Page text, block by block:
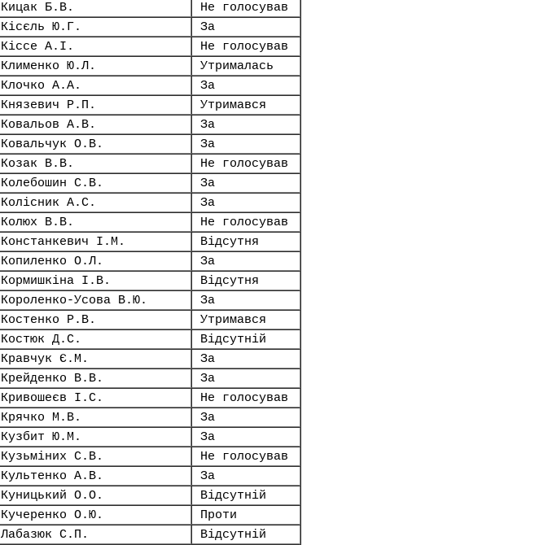
Кицак Б.В.
Не голосував
Кісєль Ю.Г.
За
Кіссе А.І.
Не голосував
Клименко Ю.Л.
Утрималась
Клочко А.А.
За
Князевич Р.П.
Утримався
Ковальов А.В.
За
Ковальчук О.В.
За
Козак В.В.
Не голосував
Колебошин С.В.
За
Колісник А.С.
За
Колюх В.В.
Не голосував
Констанкевич І.М.
Відсутня
Копиленко О.Л.
За
Кормишкіна І.В.
Відсутня
Короленко-Усова В.Ю.
За
Костенко Р.В.
Утримався
Костюк Д.С.
Відсутній
Кравчук Є.М.
За
Крейденко В.В.
За
Кривошеєв І.С.
Не голосував
Крячко М.В.
За
Кузбит Ю.М.
За
Кузьміних С.В.
Не голосував
Культенко А.В.
За
Куницький О.О.
Відсутній
Кучеренко О.Ю.
Проти
Лабазюк С.П.
Відсутній